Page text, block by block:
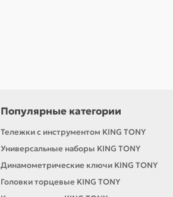
Популярные категории
Тележки с инструментом KING TONY
Универсальные наборы KING TONY
Динамометрические ключи KING TONY
Головки торцевые KING TONY